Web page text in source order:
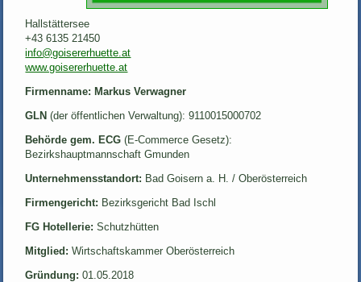
Hallstättersee
+43 6135 21450
info@goisererhuette.at
www.goisererhuette.at
Firmenname: Markus Verwagner
GLN (der öffentlichen Verwaltung): 9110015000702
Behörde gem. ECG (E-Commerce Gesetz):
Bezirkshauptmannschaft Gmunden
Unternehmensstandort: Bad Goisern a. H. / Oberösterreich
Firmengericht: Bezirksgericht Bad Ischl
FG Hotellerie: Schutzhütten
Mitglied: Wirtschaftskammer Oberösterreich
Gründung: 01.05.2018